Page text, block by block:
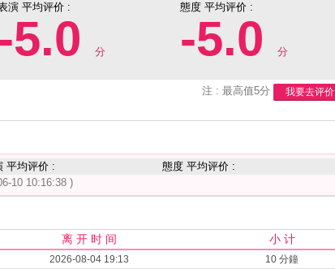
演 平均评价 :
-5.0 分
態度 平均评价 :
-5.0 分
注 : 最高值5分 我要去评价
平均评价 :
態度 平均评价 :
10 10:16:38 )
离 开 时 间 小 计
2026-08-04 19:13
10 分鐘